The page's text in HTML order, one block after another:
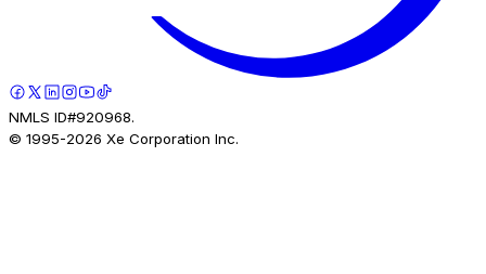
NMLS ID#920968.
© 1995-2026 Xe Corporation Inc.